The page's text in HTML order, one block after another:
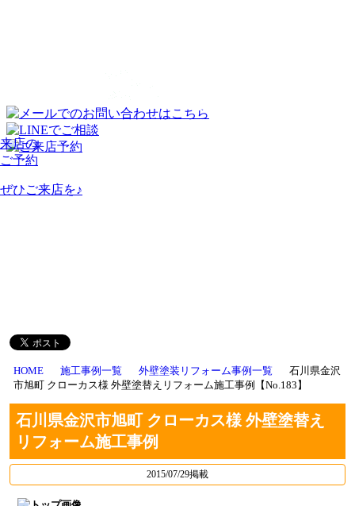
来店の
ご予約
ぜひご来店を♪
HOME 施工事例一覧 外壁塗装リフォーム事例一覧
石川県金沢
市旭町 クローカス様 外壁塗替えリフォーム施工事例【No.183】
石川県金沢市旭町 クローカス様 外壁塗替え
リフォーム施工事例
2015/07/29掲載